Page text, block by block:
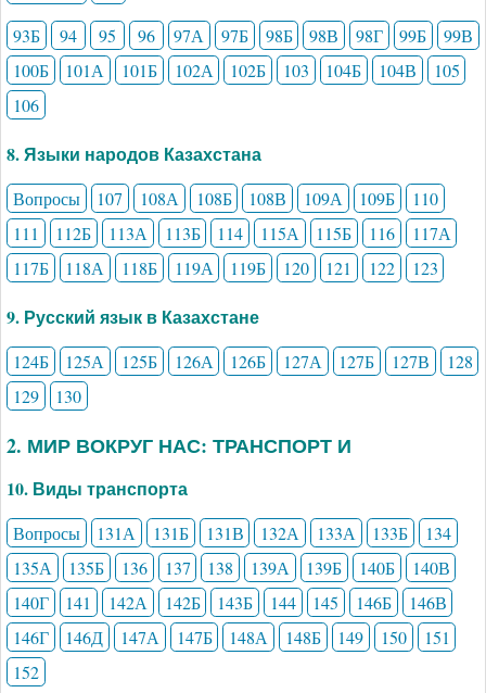
93Б
94 95 96 97А 97Б 98Б 98В 98Г 99Б
99В
100Б
101А 101Б 102А 102Б 103 104Б 104В
105
106
8. Языки народов Казахстана
Вопросы 107 108А 108Б 108В 109А 109Б
110
111
112Б 113А 113Б 114 115А 115Б 116
117А
117Б
118А 118Б 119А 119Б 120 121 122 123
9. Русский язык в Казахстане
124Б 125А 125Б 126А 126Б 127А 127Б 127В
128
129
130
2. МИР ВОКРУГ НАС: ТРАНСПОРТ И
10. Виды транспорта
Вопросы 131А 131Б 131В 132А 133А 133Б
134
135А
135Б 136 137 138 139А 139Б 140Б
140В
140Г
141 142А 142Б 143Б 144 145 146Б
146В
146Г
146Д 147А 147Б 148А 148Б 149 150
151
152